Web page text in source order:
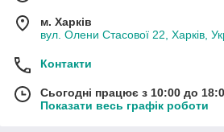
м. Харків
вул. Олени Стасової 22, Харків,
Контакти
Сьогодні працює з 10:00 до
Показати весь графік роботи